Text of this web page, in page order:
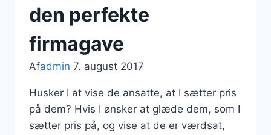
den perfekte
firmagave
Afadmin 7. august 2017
Husker I at vise de ansatte, at I sætter pris
på dem? Hvis I ønsker at glæde dem, som I
sætter pris på, og vise at de er værdsat,